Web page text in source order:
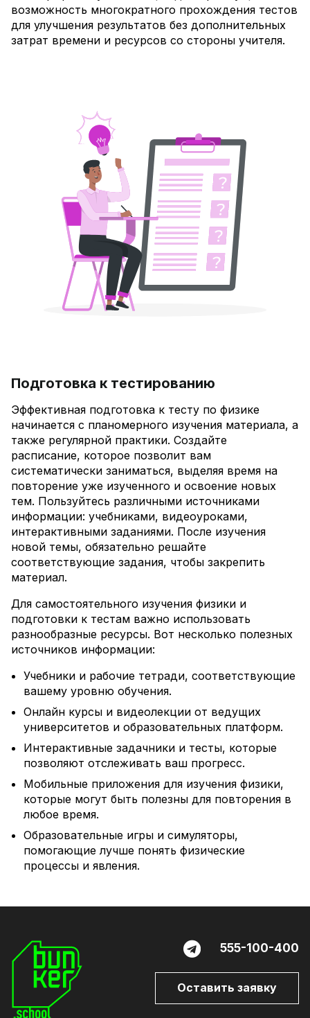
возможность многократного прохождения тестов
для улучшения результатов без дополнительных
затрат времени и ресурсов со стороны учителя.
Подготовка к тестированию
Эффективная подготовка к тесту по физике
начинается с планомерного изучения материала, а
также регулярной практики. Создайте
расписание, которое позволит вам
систематически заниматься, выделяя время на
повторение уже изученного и освоение новых
тем. Пользуйтесь различными источниками
информации: учебниками, видеоуроками,
интерактивными заданиями. После изучения
новой темы, обязательно решайте
соответствующие задания, чтобы закрепить
материал.
Для самостоятельного изучения физики и
подготовки к тестам важно использовать
разнообразные ресурсы. Вот несколько полезных
источников информации:
Учебники и рабочие тетради, соответствующие
вашему уровню обучения.
Онлайн курсы и видеолекции от ведущих
университетов и образовательных платформ.
Интерактивные задачники и тесты, которые
позволяют отслеживать ваш прогресс.
Мобильные приложения для изучения физики,
которые могут быть полезны для повторения в
любое время.
Образовательные игры и симуляторы,
помогающие лучше понять физические
процессы и явления.
555-100-400
Оставить заявку